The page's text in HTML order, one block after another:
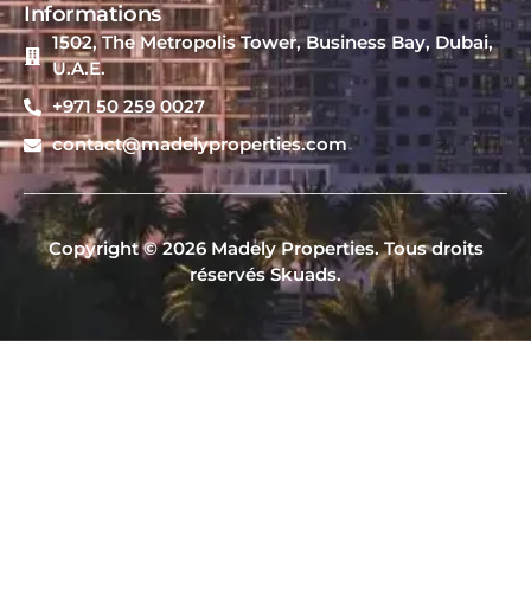
Informations
1502, The Metropolis Tower, Business Bay, Dubai,
U.A.E.
+971 50 259 0027
contact@madelyproperties.com
Copyright © 2026 Madely Properties. Tous droits
réservés Skuads.